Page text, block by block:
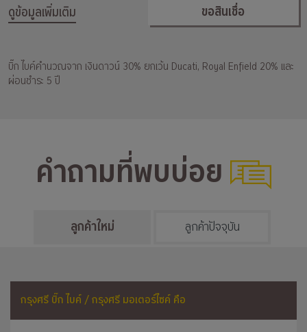
ดูข้อมูลเพิ่มเติม ขอสินเชื่อ
บิ๊ก ไบค์คำนวณจาก เงินดาวน์ 30% ยกเว้น Ducati, Royal Enfield 20% และ
ผ่อนชำระ 5 ปี
คำถามที่พบบ่อย
ลูกค้าใหม่ ลูกค้าปัจจุบัน
กรุงศรี บิ๊ก ไบค์ / กรุงศรี มอเตอร์ไซค์ คือ